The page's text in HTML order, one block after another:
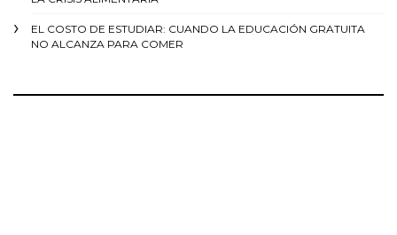
EL COSTO DE ESTUDIAR: CUANDO LA EDUCACIÓN GRATUITA
NO ALCANZA PARA COMER